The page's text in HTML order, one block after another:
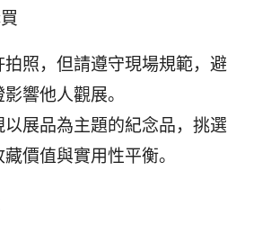
拍照，但請遵守現場規範，避
響他人觀展。
展品為主題的紀念品，挑選
價值與實用性平衡。